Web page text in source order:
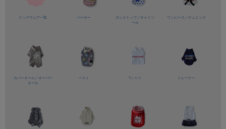
ドッグウェア一覧 パーカー タンクトップ／ キャミソ
ール
ワンピース／チュニック
カバーオール／ オーバー
オール
ベスト Tシャツ トレーナー